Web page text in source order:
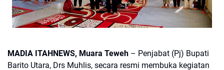
MADIA ITAHNEWS, Muara Teweh – Penjabat (Pj) Bupati
Barito Utara, Drs Muhlis, secara resmi membuka kegiatan